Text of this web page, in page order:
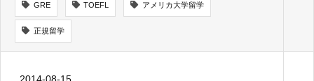
GRE TOEFL アメリカ大学留学
正規留学